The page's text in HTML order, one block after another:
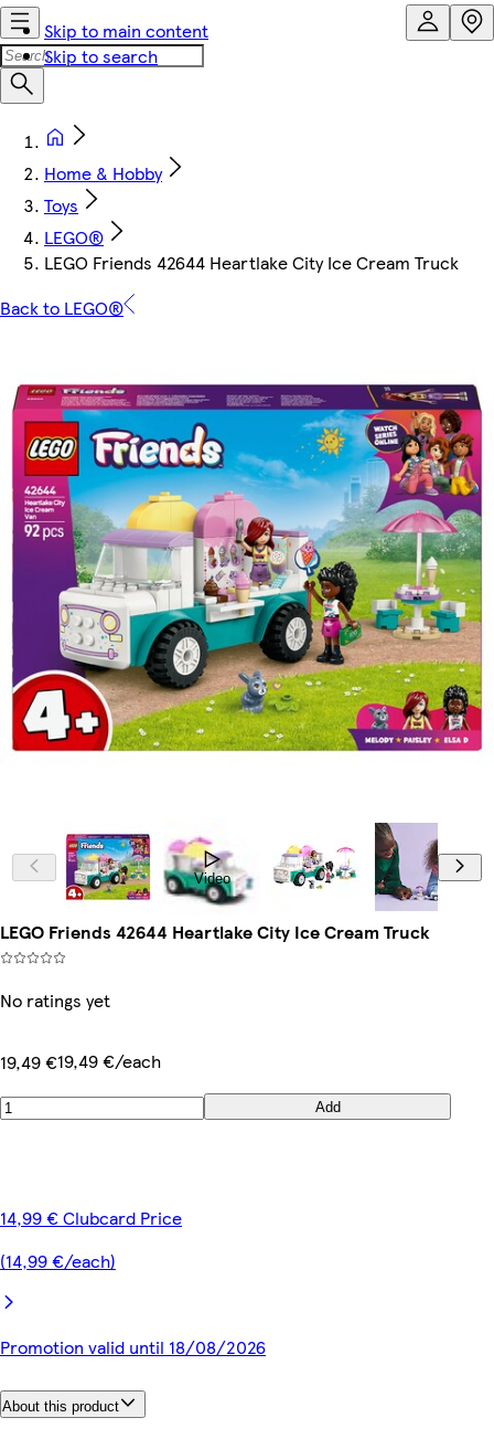
Skip to main content
Skip to search
Home & Hobby
Toys
LEGO®
LEGO Friends 42644 Heartlake City Ice Cream Truck
Back to LEGO®
Video
LEGO Friends 42644 Heartlake City Ice Cream Truck
No ratings yet
19,49 €19,49 €/each
Add
14,99 € Clubcard Price
(14,99 €/each)
Promotion valid until 18/08/2026
About this product